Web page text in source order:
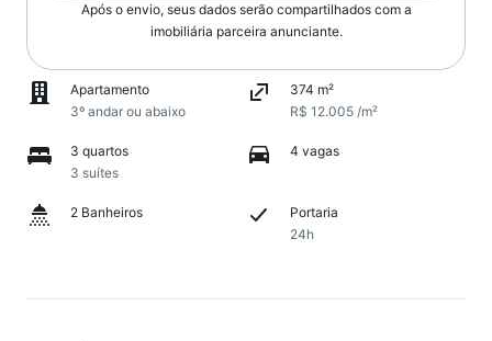
Após o envio, seus dados serão compartilhados com a
imobiliária parceira anunciante.
Apartamento
3º andar ou abaixo
374 m²
R$ 12.005 /m²
3 quartos
3 suítes
4 vagas
2 Banheiros
Portaria
24h